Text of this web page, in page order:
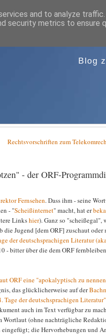
Blog
Rechtsvorschriften zum
- der ORF-
Fernsehen. Dass ihm - seine
- "Scheißinternet" macht, hat er
Linkshier). Ganz so "scheißegal",
Jugend [dem ORF] zuschaut oder
der deutschsprachigen Literatur
- bitter über die dem ORF
ORF eine "apokalyptisch zu
das glücklicherweise auf der
Tage der deutschsprachigen
auch im Text verfügbar zu
(ohne nachträgliche
eingefügt; die Hervorhebungen und
and to analyze
security metrics to ensure